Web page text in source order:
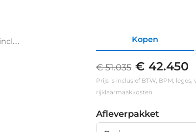
Kopen
€ 51.035 € 42.450
Prijs is inclusief BTW, BPM,
rijklaarmaakkosten.
Afleverpakket